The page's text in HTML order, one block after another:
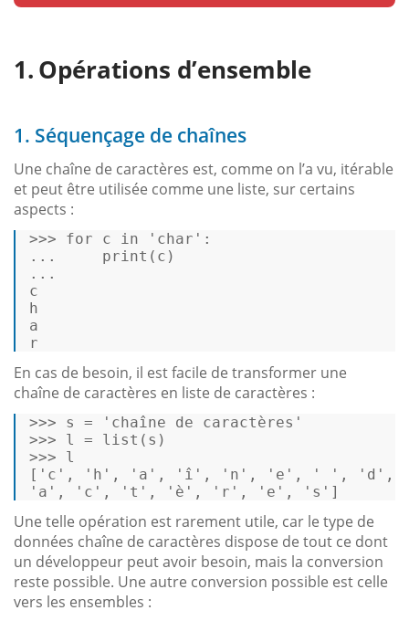
Opérations d’ensemble
1. Séquençage de chaînes
Une chaîne de caractères est, comme on l’a vu, itérable
et peut être utilisée comme une liste, sur certains
aspects :
>>> for c in 'char' :
...
print (c)
...
c
h
a
r
En cas de besoin, il est facile de transformer une
chaîne de caractères en liste de caractères :
>>> s =
'chaîne de caractères'
>>> l = list
>>> l
[ 'c' , 'h' , 'a' , 'î' , 'n' , 'e' , ' ' , 'd' ,
'a' , 'c' , 't' , 'è' , 'r' , 'e' , 's' ]
Une telle opération est rarement utile, car le type de
données chaîne de caractères dispose de tout ce dont
un développeur peut avoir besoin, mais la conversion
reste possible. Une autre conversion possible est celle
vers les ensembles :